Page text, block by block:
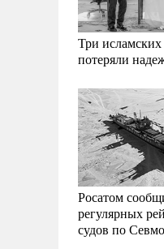
Три исламских
потеряли
Росатом
регулярных
судов по